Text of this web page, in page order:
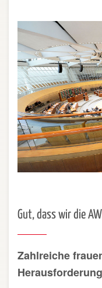
Gut, dass wir die
Zahlreiche